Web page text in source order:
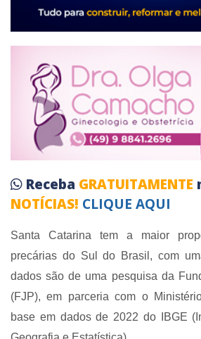
Receba GRATUITAMENTE
NOTÍCIAS! CLIQUE AQUI
Santa Catarina tem a maior
precárias do Sul do Brasil, com
dados são de uma pesquisa da
(FJP), em parceria com o
base em dados de 2022 do IBGE